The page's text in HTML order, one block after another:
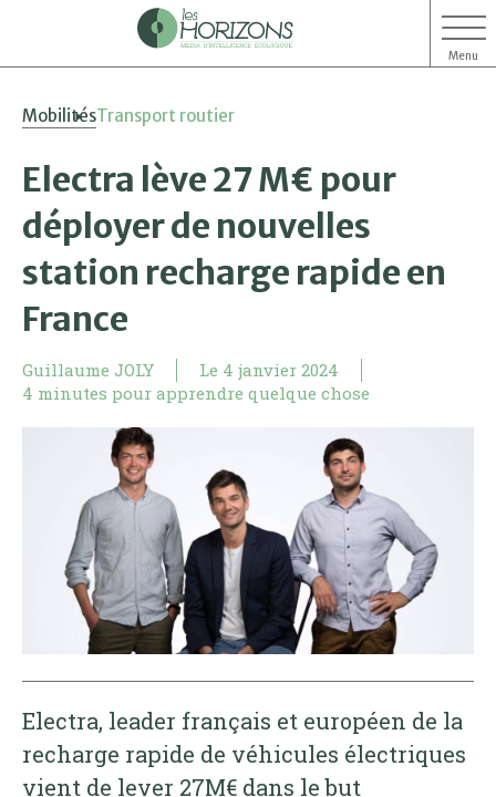
Menu
MobilitésTransport routier
Electra lève 27 M€ pour
déployer de nouvelles
station recharge rapide en
France
Guillaume JOLY Le 4 janvier 2024
4 minutes pour apprendre quelque chose
Electra, leader français et européen de la
recharge rapide de véhicules électriques
vient de lever 27M€ dans le but